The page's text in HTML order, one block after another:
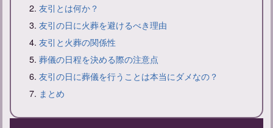
友引とは何か？
友引の日に火葬を避けるべき理由
友引と火葬の関係性
葬儀の日程を決める際の注意点
友引の日に葬儀を行うことは本当にダメなの？
まとめ